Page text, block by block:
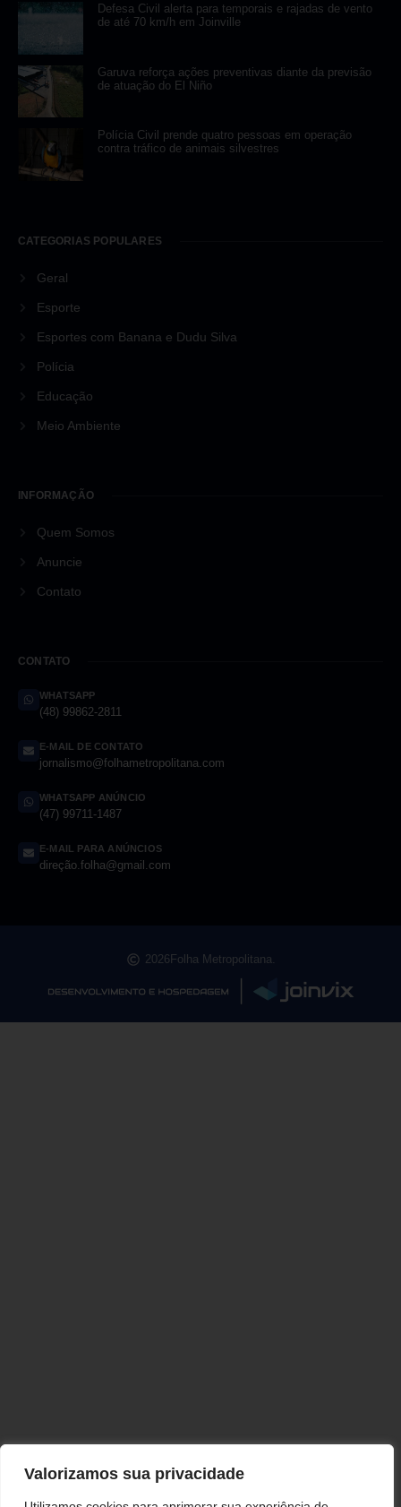
Valorizamos sua privacidade
Defesa Civil alerta para temporais e rajadas de vento
de até 70 km/h em Joinville
Garuva reforça ações preventivas diante da previsão
de atuação do El Niño
Polícia Civil prende quatro pessoas em operação
contra tráfico de animais silvestres
CATEGORIAS POPULARES
Geral
Esporte
Esportes com Banana e Dudu Silva
Polícia
Educação
Meio Ambiente
INFORMAÇÃO
Quem Somos
Anuncie
Contato
CONTATO
WHATSAPP
(48) 99862-2811
E-MAIL DE CONTATO
jornalismo@folhametropolitana.com
WHATSAPP ANÚNCIO
(47) 99711-1487
E-MAIL PARA ANÚNCIOS
direção.folha@gmail.com
2026 Folha Metropolitana.